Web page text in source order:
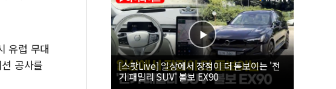
유럽 무대
공사를
[스팟Live] 일상에서 장점이 더 돋보이는 '전
기 패밀리 SUV' 볼보 EX90